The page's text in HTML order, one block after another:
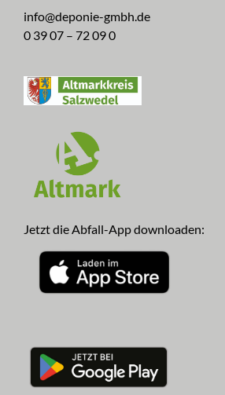
info@deponie-gmbh.de
0 39 07 – 72 09 0
Jetzt die Abfall-App downloaden: